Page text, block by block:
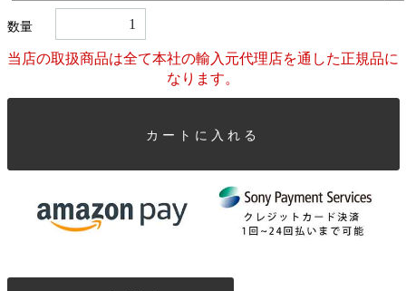
数量
当店の取扱商品は全て本社の輸入元代理店を通した正規品に
なります。
カートに入れる